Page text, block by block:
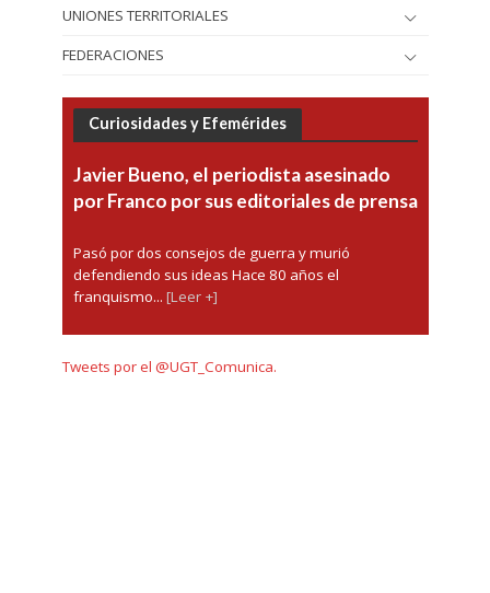
UNIONES TERRITORIALES
FEDERACIONES
Curiosidades y Efemérides
Javier Bueno, el periodista asesinado
por Franco por sus editoriales de prensa
Pasó por dos consejos de guerra y murió
defendiendo sus ideas Hace 80 años el
franquismo... [Leer +]
Tweets por el @UGT_Comunica.